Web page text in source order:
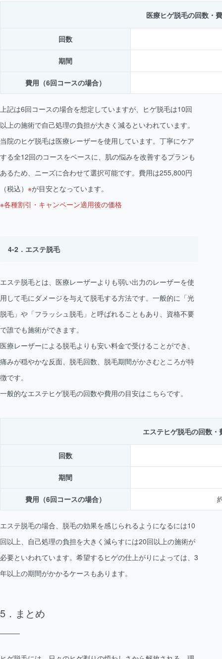
医療ヒゲ脱毛の回数・
回数
期間
費用（6回コースの場合）
上記は6回コースの場合を想定していますが、ヒゲ脱毛は10回
以上の施術で自己処理の負担が大きく減るといわれています。
当院のヒゲ脱毛は医療レーザーを使用しています。丁寧にケア
する全12回のコースをベースに、肌の悩みを改善するプランも
あるため、ニーズに合わせて選択可能です。費用は255,800円
（税込） ※が目安となっています。
※各種割引・キャンペーン適用後の価格
エステ脱毛
エステ脱毛とは、医療レーザーよりも弱い出力のレーザーを使
用して毛にダメージを与えて脱毛する方法です。一般的に「光
脱毛」や「フラッシュ脱毛」と呼ばれることもあり、資格不要
で誰でも施術ができます。
医療レーザーによる脱毛よりも安い料金で受けることができ、
痛みが穏やかな反面、脱毛回数、脱毛期間がかさむところが特
徴です。
一般的なエステヒゲ脱毛の回数や費用の目安はこちらです。
エステヒゲ脱毛の回数・
回数
期間
費用（6回コースの場合）
エステ脱毛の場合、脱毛の効果を感じられるようになるには10
回以上、自己処理の負担を大きく減らすには20回以上の施術が
必要といわれています。希望するヒゲの仕上がりによっては、3
年以上の期間がかかるケースもあります。
まとめ